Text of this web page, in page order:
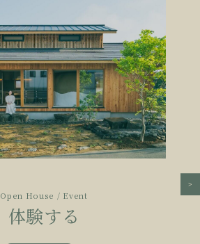
Open House / Event
体験する